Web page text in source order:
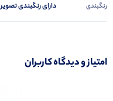
رنگبندی دارای رنگبندی تصویر
امتیاز و دیدگاه کاربران